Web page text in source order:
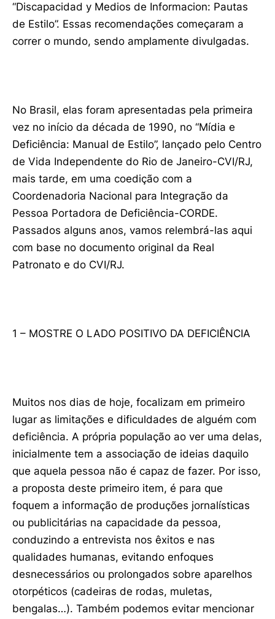
“Discapacidad y Medios de Informacion: Pautas
de Estilo”. Essas recomendações começaram a
correr o mundo, sendo amplamente divulgadas.
No Brasil, elas foram apresentadas pela primeira
vez no início da década de 1990, no “Mídia e
Deficiência: Manual de Estilo”, lançado pelo Centro
de Vida Independente do Rio de Janeiro-CVI/RJ,
mais tarde, em uma coedição com a
Coordenadoria Nacional para Integração da
Pessoa Portadora de Deficiência-CORDE.
Passados alguns anos, vamos relembrá-las aqui
com base no documento original da Real
Patronato e do CVI/RJ.
1 – MOSTRE O LADO POSITIVO DA DEFICIÊNCIA
Muitos nos dias de hoje, focalizam em primeiro
lugar as limitações e dificuldades de alguém com
deficiência. A própria população ao ver uma delas,
inicialmente tem a associação de ideias daquilo
que aquela pessoa não é capaz de fazer. Por isso,
a proposta deste primeiro item, é para que
foquem a informação de produções jornalísticas
ou publicitárias na capacidade da pessoa,
conduzindo a entrevista nos êxitos e nas
qualidades humanas, evitando enfoques
desnecessários ou prolongados sobre aparelhos
otorpéticos (cadeiras de rodas, muletas,
bengalas…). Também podemos evitar mencionar